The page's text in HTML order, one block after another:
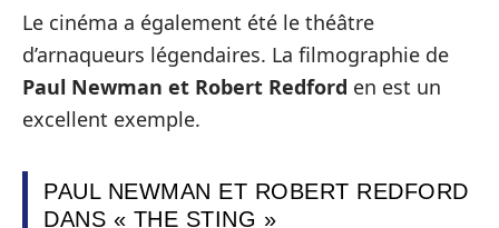
Le cinéma a également été le théâtre
d’arnaqueurs légendaires. La filmographie de
Paul Newman et Robert Redford en est un
excellent exemple.
PAUL NEWMAN ET ROBERT REDFORD
DANS « THE STING »